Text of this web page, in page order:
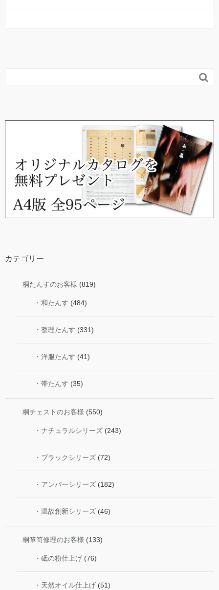

カテゴリー
桐たんすのお客様 (819)
・和たんす (484)
・整理たんす (331)
・洋服たんす (41)
・帯たんす (35)
桐チェストのお客様 (550)
・ナチュラルシリーズ (243)
・ブラックシリーズ (72)
・アンバーシリーズ (182)
・温故創新シリーズ (46)
桐箪笥修理のお客様 (133)
・砥の粉仕上げ (76)
・天然オイル仕上げ (51)